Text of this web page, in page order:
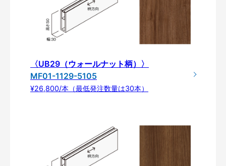
〈UB29（ウォールナット柄）〉
MF01-1129-5105
¥26,800/本（最低発注数量は30本）